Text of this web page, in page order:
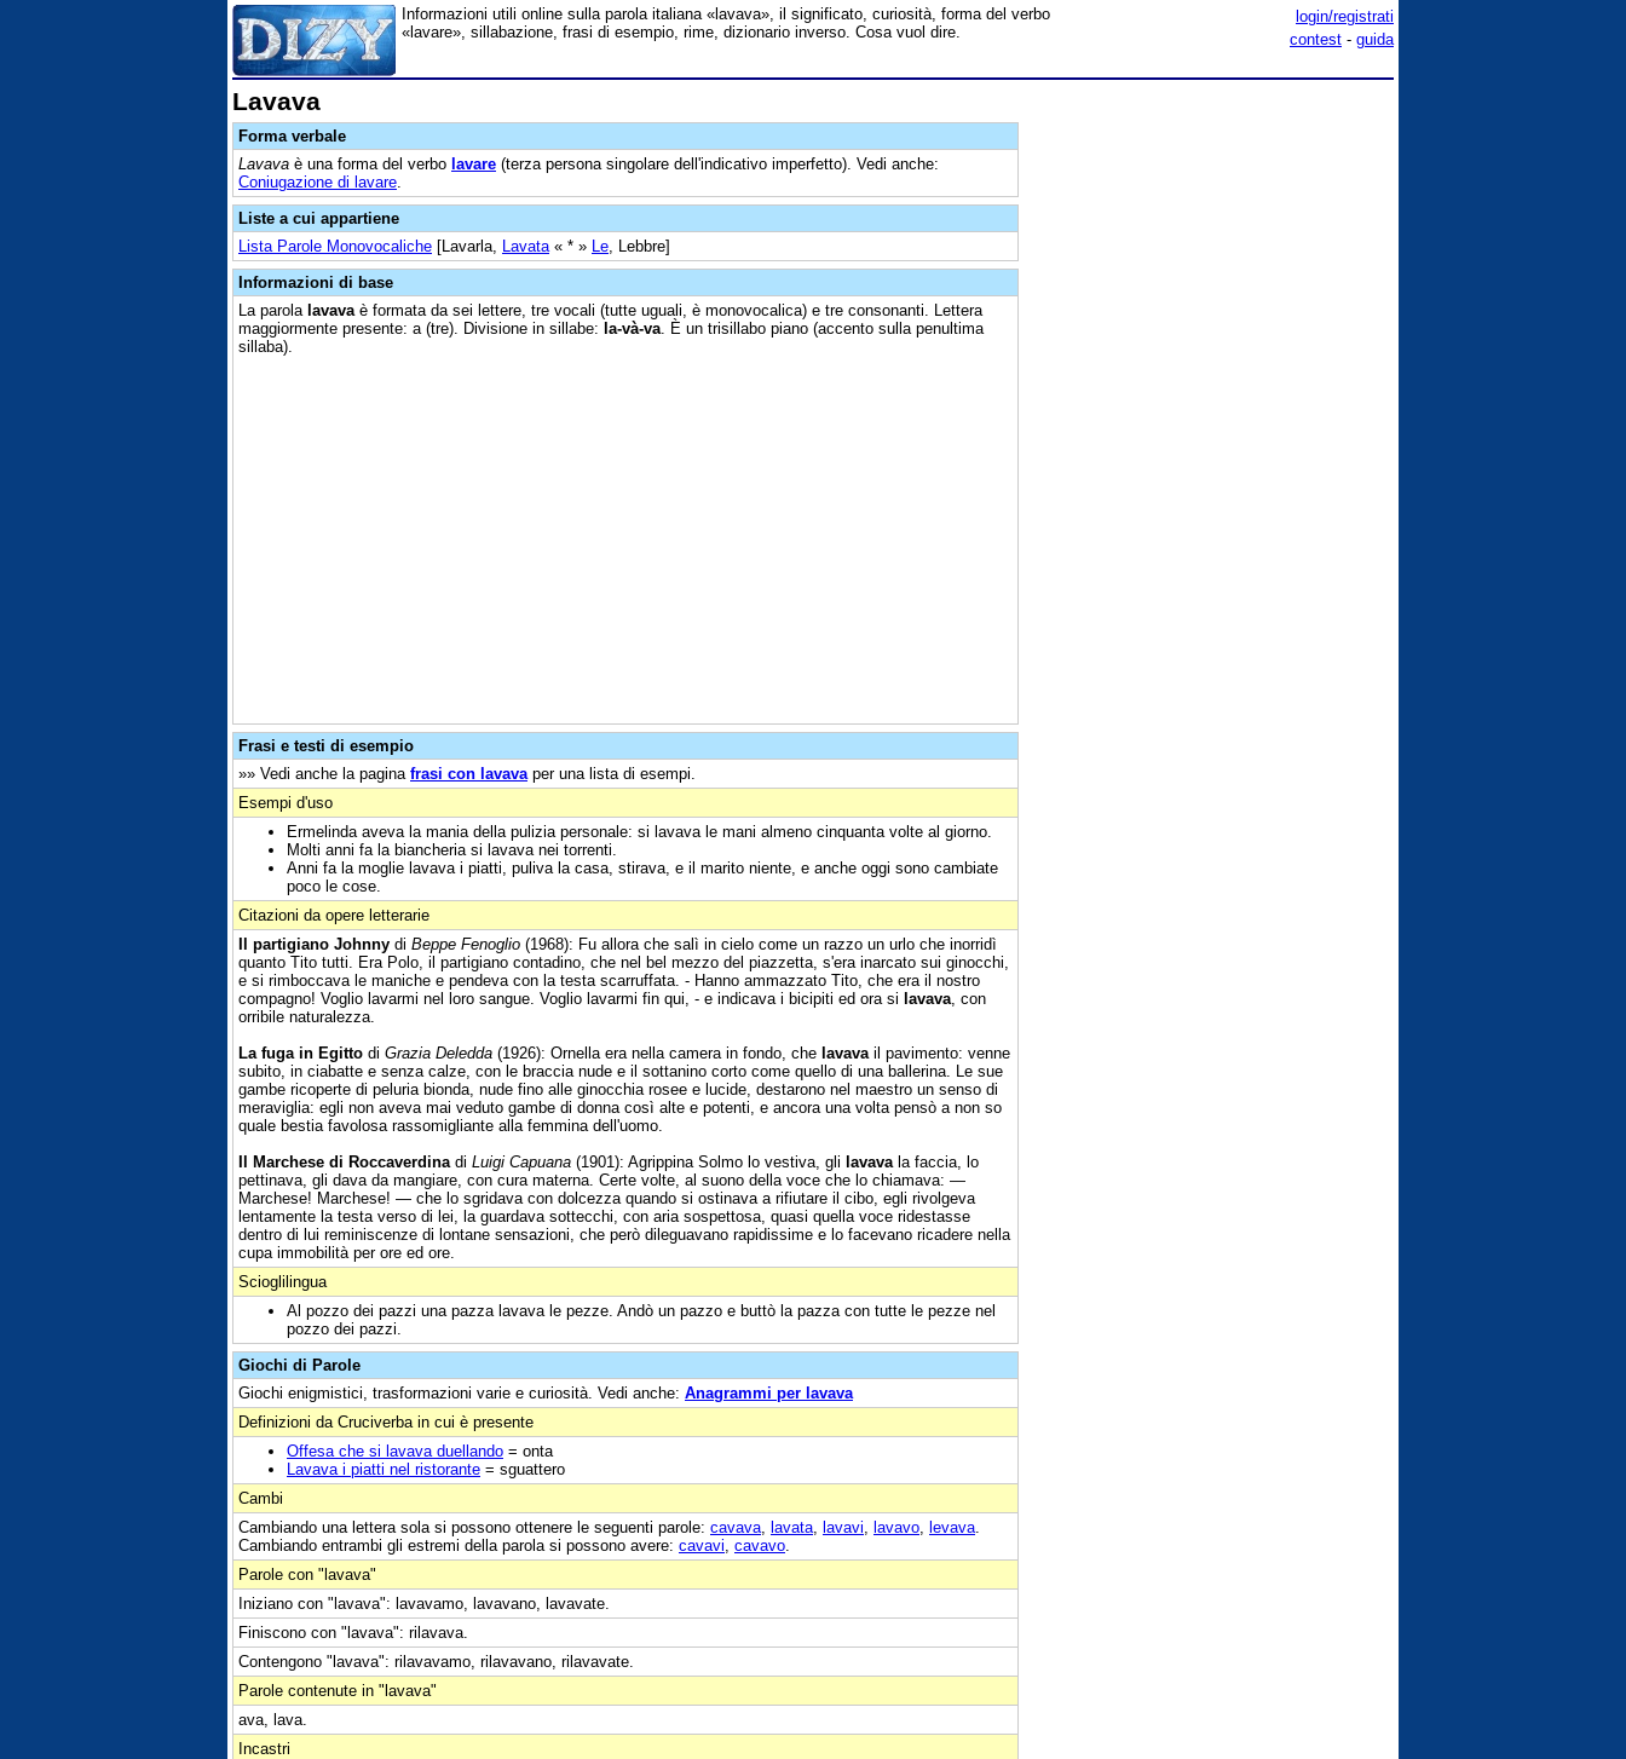
login/registrati
contest - guida
Informazioni utili online sulla parola italiana «lavava», il significato, curiosità, forma del verbo
«lavare», sillabazione, frasi di esempio, rime, dizionario inverso. Cosa vuol dire.
Lavava
Forma verbale
Lavava è una forma del verbo lavare (terza persona singolare dell'indicativo imperfetto). Vedi anche:
Coniugazione di lavare
Liste a cui appartiene
Lista Parole Monovocaliche [Lavarla, Lavata « * » Le , Lebbre]
Informazioni di base
La parola lavava è formata da sei lettere, tre vocali (tutte uguali, è monovocalica) e tre consonanti. Lettera
maggiormente presente: a (tre). Divisione in sillabe: la-và-va . È un trisillabo piano (accento sulla penultima
sillaba).
Frasi e testi di esempio
»» Vedi anche la pagina frasi con lavava per una lista di esempi.
Esempi d'uso
Ermelinda aveva la mania della pulizia personale: si lavava le mani almeno cinquanta volte al giorno.
Molti anni fa la biancheria si lavava nei torrenti.
Anni fa la moglie lavava i piatti, puliva la casa, stirava, e il marito niente, e anche oggi sono cambiate
poco le cose.
Citazioni da opere letterarie
Il partigiano Johnny di Beppe Fenoglio (1968): Fu allora che salì in cielo come un razzo un urlo che inorridì
quanto Tito tutti. Era Polo, il partigiano contadino, che nel bel mezzo del piazzetta, s'era inarcato sui ginocchi,
e si rimboccava le maniche e pendeva con la testa scarruffata. - Hanno ammazzato Tito, che era il nostro
compagno! Voglio lavarmi nel loro sangue. Voglio lavarmi fin qui, - e indicava i bicipiti ed ora si lavava , con
orribile naturalezza.
La fuga in Egitto di Grazia Deledda (1926): Ornella era nella camera in fondo, che lavava il pavimento: venne
subito, in ciabatte e senza calze, con le braccia nude e il sottanino corto come quello di una ballerina. Le sue
gambe ricoperte di peluria bionda, nude fino alle ginocchia rosee e lucide, destarono nel maestro un senso di
meraviglia: egli non aveva mai veduto gambe di donna così alte e potenti, e ancora una volta pensò a non so
quale bestia favolosa rassomigliante alla femmina dell'uomo.
Il Marchese di Roccaverdina di Luigi Capuana (1901): Agrippina Solmo lo vestiva, gli lavava la faccia, lo
pettinava, gli dava da mangiare, con cura materna. Certe volte, al suono della voce che lo chiamava: —
Marchese! Marchese! — che lo sgridava con dolcezza quando si ostinava a rifiutare il cibo, egli rivolgeva
lentamente la testa verso di lei, la guardava sottecchi, con aria sospettosa, quasi quella voce ridestasse
dentro di lui reminiscenze di lontane sensazioni, che però dileguavano rapidissime e lo facevano ricadere nella
cupa immobilità per ore ed ore.
Scioglilingua
Al pozzo dei pazzi una pazza lavava le pezze. Andò un pazzo e buttò la pazza con tutte le pezze nel
pozzo dei pazzi.
Giochi di Parole
Giochi enigmistici, trasformazioni varie e curiosità. Vedi anche: Anagrammi per lavava
Definizioni da Cruciverba in cui è presente
Offesa che si lavava duellando = onta
Lavava i piatti nel ristorante = sguattero
Cambi
Cambiando una lettera sola si possono ottenere le seguenti parole: cavava lavata lavavi lavavo levava
Cambiando entrambi gli estremi della parola si possono avere: cavavi cavavo
Parole con "lavava"
Iniziano con "lavava": lavavamo, lavavano, lavavate.
Finiscono con "lavava": rilavava.
Contengono "lavava": rilavavamo, rilavavano, rilavavate.
Parole contenute in "lavava"
ava, lava.
Incastri